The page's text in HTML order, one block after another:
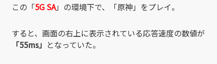
この「5G SA」の環境下で、「原神」をプレイ。
すると、画面の右上に表示されている応答速度の数値が
「55ms」 となっていた。